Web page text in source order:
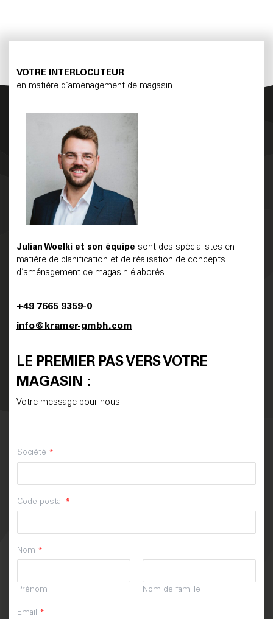
LE PREMIER PAS VERS VOTRE
MAGASIN :
Votre message pour nous.
Société *
Code postal *
Nom *
Prénom Nom de famille
Email *
VOTRE INTERLOCUTEUR
en matière d’aménagement de magasin
Julian Woelki et son équipe sont des spécialistes en
matière de planification et de réalisation de concepts
d’aménagement de magasin élaborés.
+49 7665 9359-0
info@kramer-gmbh.com